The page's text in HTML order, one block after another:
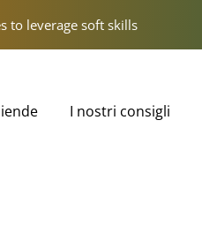
to leverage soft skills
I nostri consigli